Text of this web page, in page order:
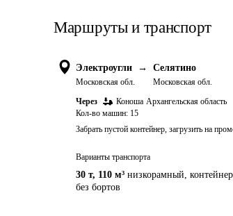
Маршруты и транспорт
Электроугли →
Московская обл.
Селятино
Московская обл.
Через Коноша Архангельская область
Кол-во машин: 15
Забрать пустой контейнер, загрузить на
Варианты транспорта
30 т, 110 м³ низкорамный,
без бортов